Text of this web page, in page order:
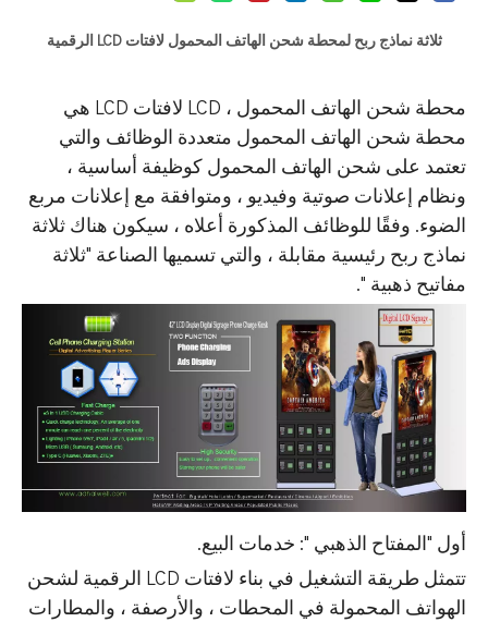
ثلاثة نماذج ربح لمحطة شحن الهاتف المحمول لافتات LCD الرقمية
محطة شحن الهاتف المحمول ، LCD لافتات LCD هي
محطة شحن الهاتف المحمول متعددة الوظائف والتي
تعتمد على شحن الهاتف المحمول كوظيفة أساسية ،
ونظام إعلانات صوتية وفيديو ، ومتوافقة مع إعلانات مربع
الضوء. وفقًا للوظائف المذكورة أعلاه ، سيكون هناك ثلاثة
نماذج ربح رئيسية مقابلة ، والتي تسميها الصناعة "ثلاثة
مفاتيح ذهبية ".
أول "المفتاح الذهبي ": خدمات البيع.
تتمثل طريقة التشغيل في بناء لافتات LCD الرقمية لشحن
الهواتف المحمولة في المحطات ، والأرصفة ، والمطارات